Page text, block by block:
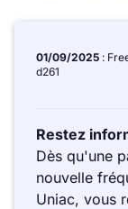
01/09/2025 :
d261
Restez
Dès qu'une
nouvelle
Uniac, vous